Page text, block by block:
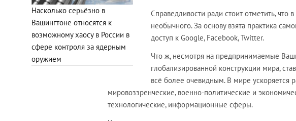
Насколько серьёзно в
Вашингтоне относятся к
возможному хаосу в России в
сфере контроля за ядерным
оружием
Справедливости ради стоит отметить, что
необычного. За основу взята практика
доступ к Google, Facebook, Twitter.
Что ж, несмотря на предпринимаемые
глобализированной конструкции мира,
всё более очевидным. В мире ускоряется
мировоззренческие, военно-политические и
технологические, информационные сферы.